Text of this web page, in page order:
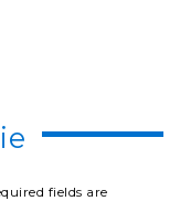
fields are